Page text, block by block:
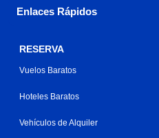
Enlaces Rápidos
RESERVA
Vuelos Baratos
Hoteles Baratos
Vehículos de Alquiler